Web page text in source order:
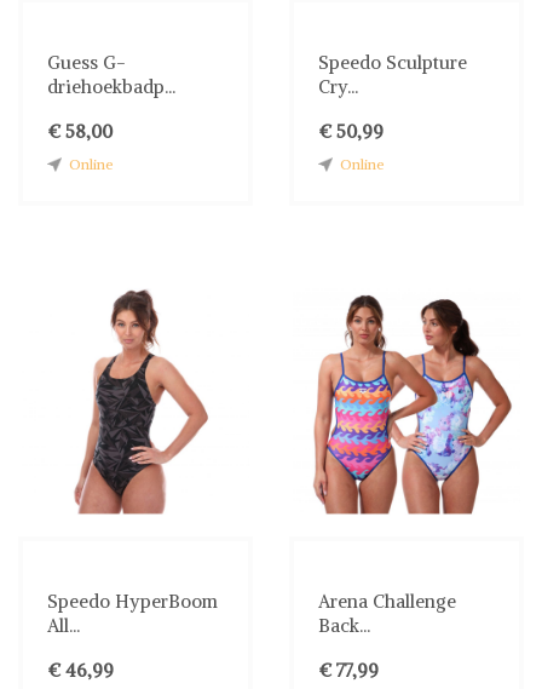
Guess G-
driehoekbadp...
€ 58,00
Online
Speedo Sculpture
Cry...
€ 50,99
Online
Speedo HyperBoom
All...
€ 46,99
Arena Challenge
Back...
€ 77,99